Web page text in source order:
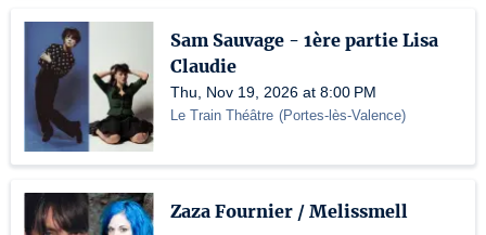
Sam Sauvage - 1ère partie Lisa
Claudie
Thu, Nov 19, 2026 at 8:00 PM
Le Train Théâtre (Portes-lès-Valence)
Zaza Fournier / Melissmell